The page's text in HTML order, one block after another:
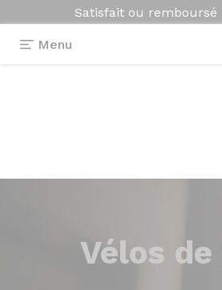
Satisfait ou remboursé
Menu
Vélos de